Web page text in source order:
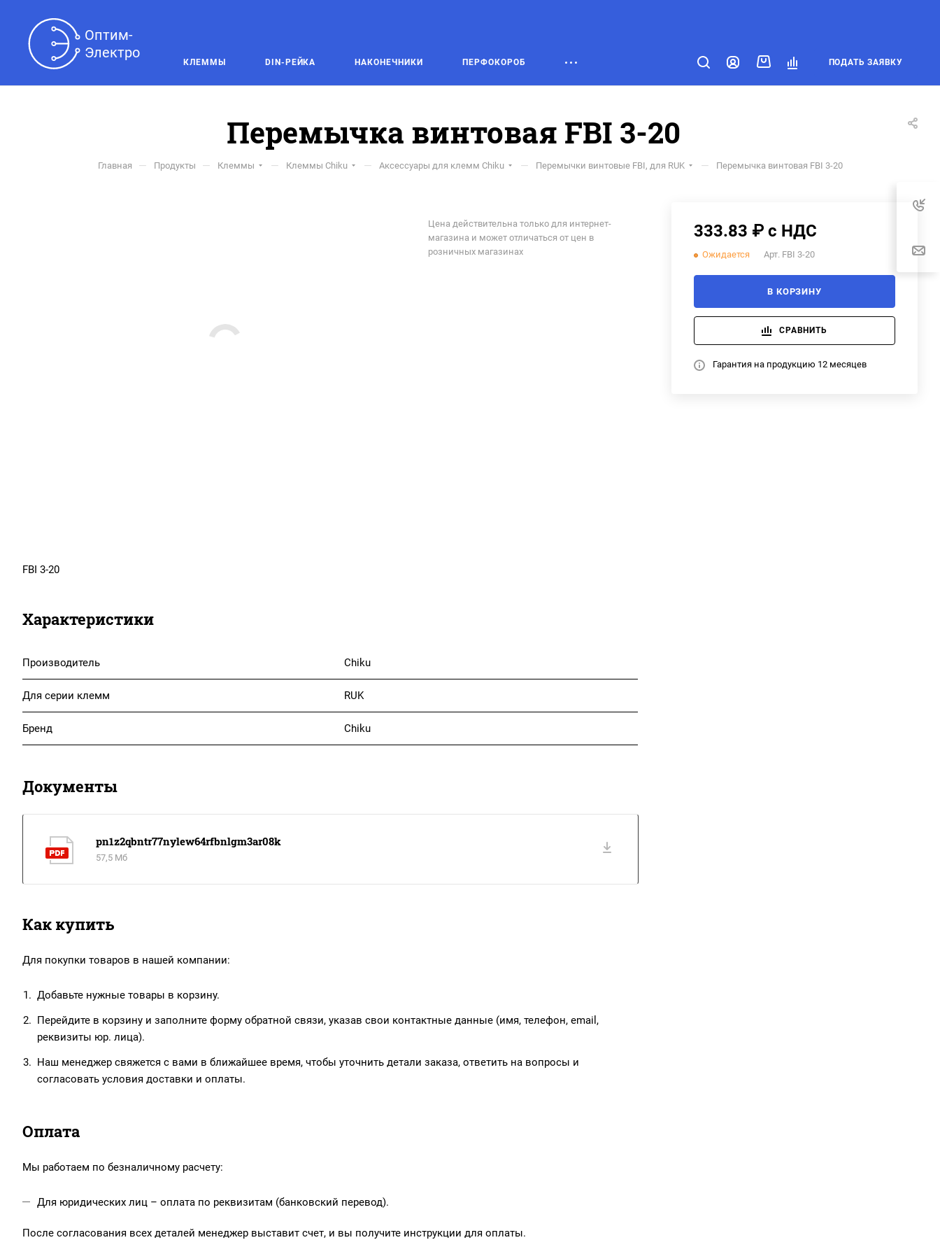
Оптим-
Электро
КЛЕММЫ DIN-РЕЙКА НАКОНЕЧНИКИ ПЕРФОКОРОБ ПОДАТЬ ЗАЯВКУ
Перемычка винтовая FBI 3-20
Главная — Продукты — Клеммы — Клеммы Chiku — Аксессуары для клемм Chiku — Перемычки винтовые FBI, для RUK — Перемычка винтовая FBI 3-20
333.83 ₽ с НДС
Ожидается Арт. FBI 3-20
В КОРЗИНУ
СРАВНИТЬ
Гарантия на продукцию 12 месяцев
Цена действительна только для интернет-
магазина и может отличаться от цен в
розничных магазинах
FBI 3-20
Характеристики
Производитель Chiku
Для серии клемм RUK
Бренд Chiku
Документы
pn1z2qbntr77nylew64rfbnlgm3ar08k
57,5 Мб
Как купить
Для покупки товаров в нашей компании:
Добавьте нужные товары в корзину.
Перейдите в корзину и заполните форму обратной связи, указав свои контактные данные (имя, телефон, email,
реквизиты юр. лица).
Наш менеджер свяжется с вами в ближайшее время, чтобы уточнить детали заказа, ответить на вопросы и
согласовать условия доставки и оплаты.
Оплата
Мы работаем по безналичному расчету:
Для юридических лиц – оплата по реквизитам (банковский перевод).
После согласования всех деталей менеджер выставит счет, и вы получите инструкции для оплаты.